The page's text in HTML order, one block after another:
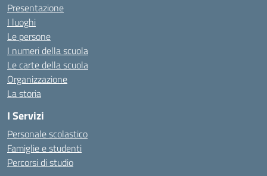
Presentazione
I luoghi
Le persone
I numeri della scuola
Le carte della scuola
Organizzazione
La storia
I Servizi
Personale scolastico
Famiglie e studenti
Percorsi di studio